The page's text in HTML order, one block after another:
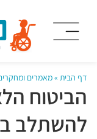
דף הבית »מאמרים
הביטוח
להשתלב